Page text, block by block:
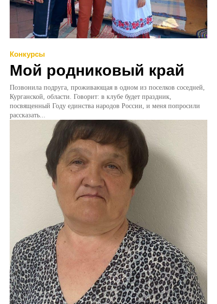
Конкурсы
Мой родниковый край
Позвонила подруга, проживающая в одном из поселков соседней,
Курганской, области. Говорит: в клубе будет праздник,
посвященный Году единства народов России, и меня попросили
рассказать...